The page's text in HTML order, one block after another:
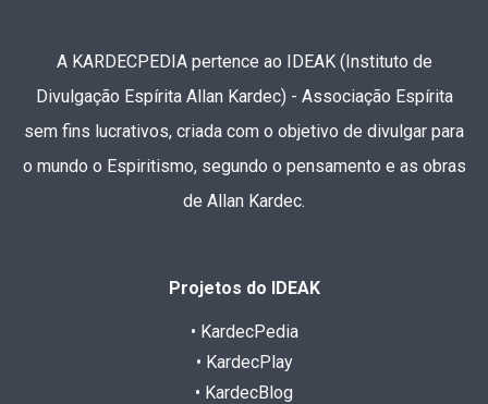
A KARDECPEDIA pertence ao IDEAK (Instituto de
Divulgação Espírita Allan Kardec) - Associação Espírita
sem fins lucrativos, criada com o objetivo de divulgar para
o mundo o Espiritismo, segundo o pensamento e as obras
de Allan Kardec.
Projetos do IDEAK
• KardecPedia
• KardecPlay
• KardecBlog